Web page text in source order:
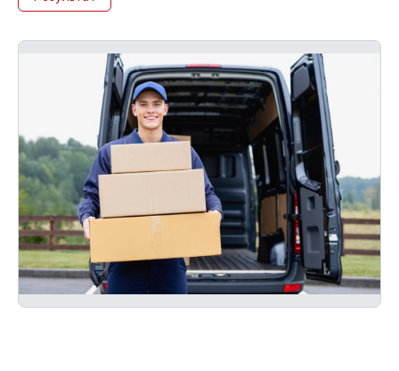
повторно без оплаты и без задержек.